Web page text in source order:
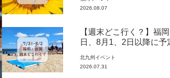
2026.08.07
【週末どこ行く？】福
日、8月1、2日以降に予
北九州 イベント
2026.07.31